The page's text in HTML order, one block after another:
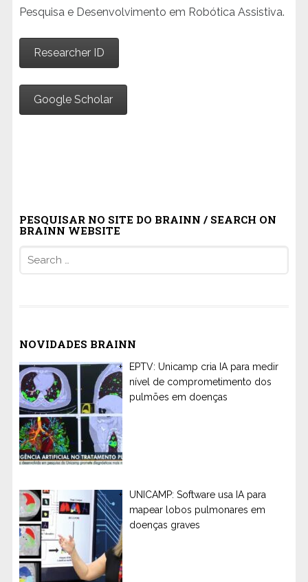
Pesquisa e Desenvolvimento em Robótica Assistiva.
Researcher ID
Google Scholar
PESQUISAR NO SITE DO BRAINN / SEARCH ON
BRAINN WEBSITE
NOVIDADES BRAINN
EPTV: Unicamp cria IA para medir
nível de comprometimento dos
pulmões em doenças
UNICAMP: Software usa IA para
mapear lobos pulmonares em
doenças graves